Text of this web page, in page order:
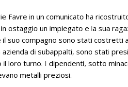
Favre in un comunicato ha
ostaggio un impiegato e la sua
suo compagno sono stati costretti
di subappalti, sono stati
loro turno. I dipendenti, sotto
metalli preziosi.